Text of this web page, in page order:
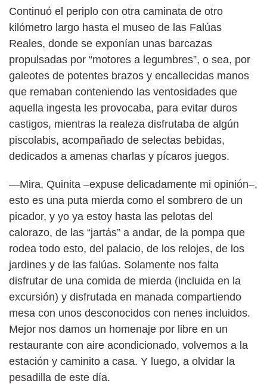
Continuó el periplo con otra caminata de otro
kilómetro largo hasta el museo de las Falúas
Reales, donde se exponían unas barcazas
propulsadas por “motores a legumbres”, o sea, por
galeotes de potentes brazos y encallecidas manos
que remaban conteniendo las ventosidades que
aquella ingesta les provocaba, para evitar duros
castigos, mientras la realeza disfrutaba de algún
piscolabis, acompañado de selectas bebidas,
dedicados a amenas charlas y pícaros juegos.
—Mira, Quinita –expuse delicadamente mi opinión–,
esto es una puta mierda como el sombrero de un
picador, y yo ya estoy hasta las pelotas del
calorazo, de las “jartás” a andar, de la pompa que
rodea todo esto, del palacio, de los relojes, de los
jardines y de las falúas. Solamente nos falta
disfrutar de una comida de mierda (incluida en la
excursión) y disfrutada en manada compartiendo
mesa con unos desconocidos con nenes incluidos.
Mejor nos damos un homenaje por libre en un
restaurante con aire acondicionado, volvemos a la
estación y caminito a casa. Y luego, a olvidar la
pesadilla de este día.